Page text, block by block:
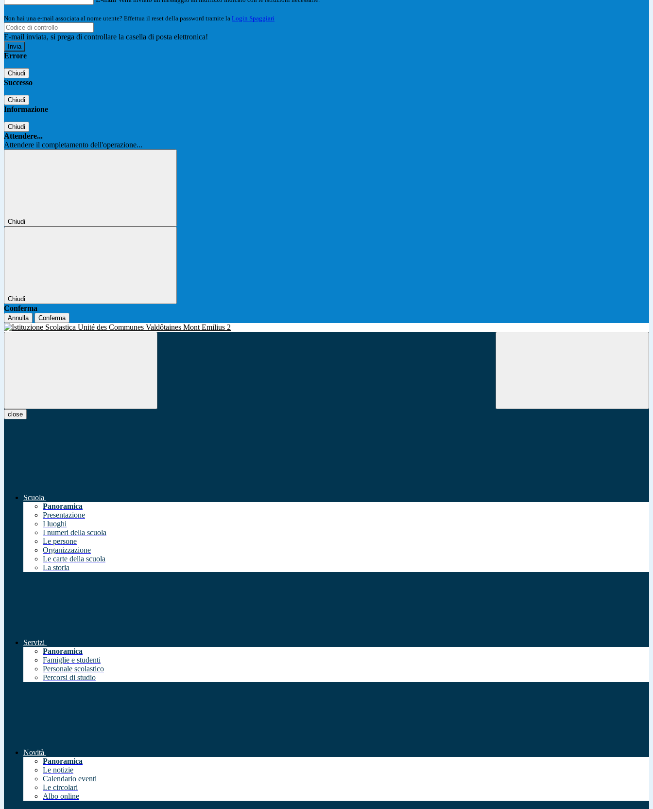
Non hai una e-mail associata al nome utente? Effettua il reset della password tramite la Login Spaggiari
E-mail inviata, si prega di controllare la casella di posta elettronica!
Errore
Chiudi
Successo
Chiudi
Informazione
Chiudi
Attendere...
Attendere il completamento dell'operazione...
Chiudi
Chiudi
Conferma
Annulla Conferma
close
Scuola
Panoramica
Presentazione
I luoghi
I numeri della scuola
Le persone
Organizzazione
Le carte della scuola
La storia
Servizi
Panoramica
Famiglie e studenti
Personale scolastico
Percorsi di studio
Novità
Panoramica
Le notizie
Calendario eventi
Le circolari
Albo online